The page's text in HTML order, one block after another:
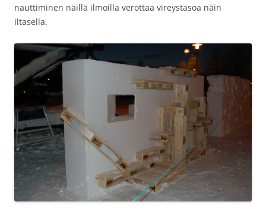
nauttiminen näillä ilmoilla verottaa vireystasoa näin
iltasella.